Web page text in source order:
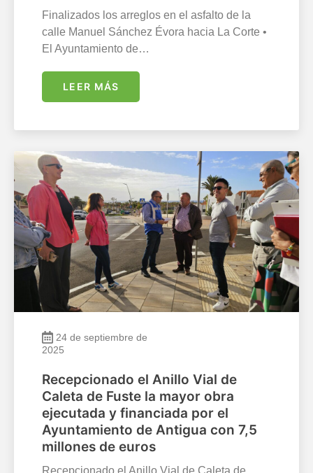
Finalizados los arreglos en el asfalto de la
calle Manuel Sánchez Évora hacia La Corte •
El Ayuntamiento de…
LEER MÁS
24 de septiembre de
2025
Recepcionado el Anillo Vial de
Caleta de Fuste la mayor obra
ejecutada y financiada por el
Ayuntamiento de Antigua con 7,5
millones de euros
Recepcionado el Anillo Vial de Caleta de